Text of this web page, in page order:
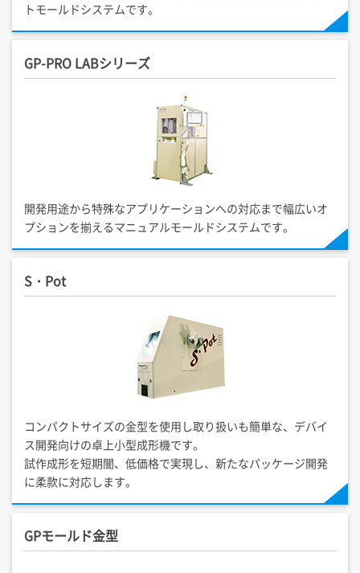
トモールドシステムです。
GP-PRO LABシリーズ
開発用途から特殊なアプリケーションへの対応まで幅広いオ
プションを揃えるマニュアルモールドシステムです。
S・Pot
コンパクトサイズの金型を使用し取り扱いも簡単な、デバイ
ス開発向けの卓上小型成形機です。
試作成形を短期闇、低価格で実現し、新たなパッケージ開発
に柔款に対応します。
GPモールド金型